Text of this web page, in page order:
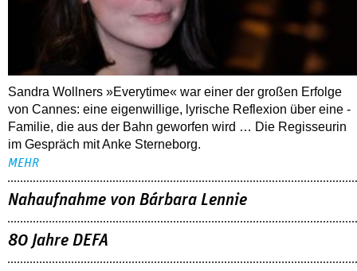
Sandra Wollners »Everytime« war einer der großen Erfolge
von Cannes: eine eigenwillige, lyrische Reflexion über eine ­
Familie, die aus der Bahn geworfen wird … Die Regisseurin
im Gespräch mit Anke Sterneborg.
MEHR
Nahaufnahme von Bárbara Lennie
80 Jahre DEFA